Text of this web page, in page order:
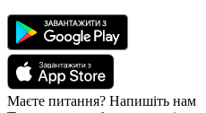
Маєте питання? Напишіть нам